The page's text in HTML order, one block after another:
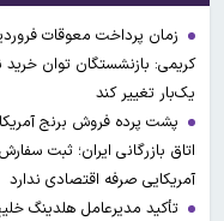
زمان پرداخت معوقات
یک‌بار تغییر کند
پشت پرده فروش برنج
اتاق بازرگانی ایران؛ ثبت
آمریکایی صرفه اقتصادی ندارد
تأکید مدیرعامل هلدینگ